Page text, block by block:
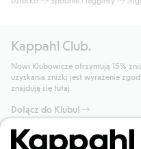
Kappahl Club.
Nowi Klubowicze otrzymują 15%
uzyskania zniżki jest wyrażenie
znajdują się tutaj.
Dołącz do Klubu!